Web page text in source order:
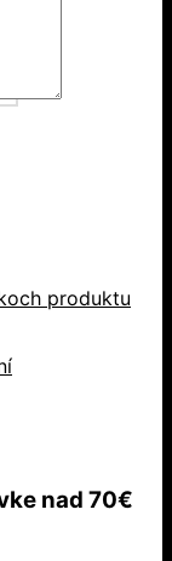
produktu
nad 70€